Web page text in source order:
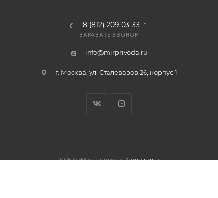
8 (812) 209-03-33
ЗАКАЗАТЬ ЗВОНОК
info@mirprivoda.ru
г. Москва, ул. Сталеваров 26, корпус 1
2026 © «Мир Привода» Карта сайта